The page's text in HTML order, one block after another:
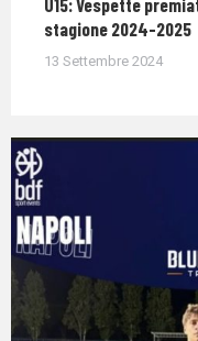
stagione 2024-2025
13 Settembre 2024